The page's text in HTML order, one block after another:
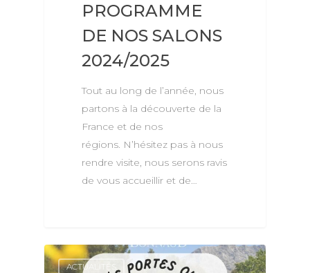
PROGRAMME
DE NOS SALONS
2024/2025
Tout au long de l’année, nous
partons à la découverte de la
France et de nos
régions. N’hésitez pas à nous
rendre visite, nous serons ravis
de vous accueillir et de…
ACTUALITÉS